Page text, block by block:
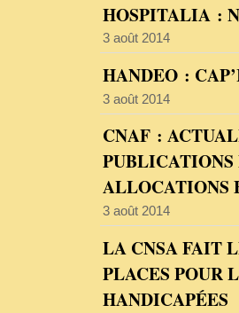
HOSPITALIA :
3 août 2014
HANDEO :
3 août 2014
CNAF :
PUBLICATIONS
ALLOCATIONS
3 août 2014
LA CNSA FAIT
PLACES POUR
HANDICAPÉES